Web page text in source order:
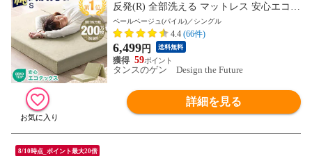
反発(R) 全部洗える マットレス 安心エコテ
ックス シングル 三つ折り 10cm 密度25D 1
90N マット 折りたたみ 高反発マットレス
高反発 直置き 1381008425〔ペールベージ
ュ（パイル)〕
ペールベージュ(パイル)／シングル
4.4 (66件)
6,499円 送料無料
59
タンスのゲン Design the Future
詳細を見る
8/10時点_ポイント最大20倍